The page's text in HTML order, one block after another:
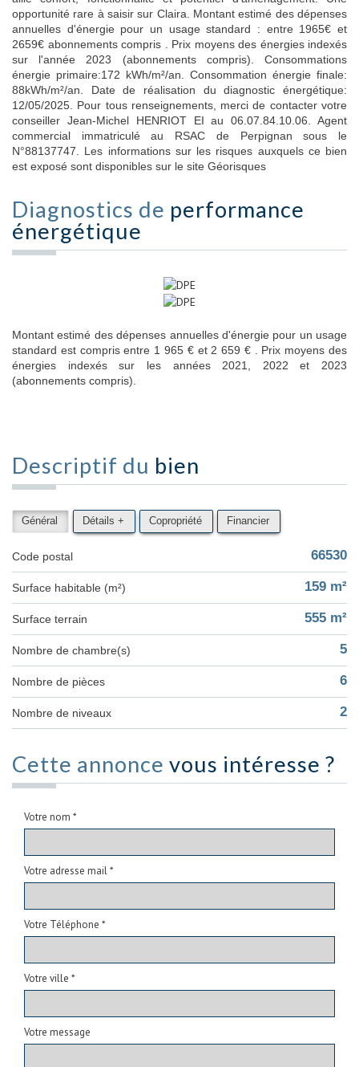
opportunité rare à saisir sur Claira. Montant estimé des dépenses
annuelles d'énergie pour un usage standard : entre 1965€ et
2659€ abonnements compris . Prix moyens des énergies indexés
sur l'année 2023 (abonnements compris). Consommations
énergie primaire:172 kWh/m²/an. Consommation énergie finale:
88kWh/m²/an. Date de réalisation du diagnostic énergétique:
12/05/2025. Pour tous renseignements, merci de contacter votre
conseiller Jean-Michel HENRIOT EI au 06.07.84.10.06. Agent
commercial immatriculé au RSAC de Perpignan sous le
N°88137747. Les informations sur les risques auxquels ce bien
est exposé sont disponibles sur le site Géorisques
Diagnostics de performance
énergétique
Montant estimé des dépenses annuelles d'énergie pour un usage
standard est compris entre 1 965 € et 2 659 € . Prix moyens des
énergies indexés sur les années 2021, 2022 et 2023
(abonnements compris).
Descriptif du bien
Général Détails + Copropriété Financier
Code postal 66530
Surface habitable (m²) 159 m²
surface terrain 555 m²
Nombre de chambre(s) 5
Nombre de pièces 6
Nombre de niveaux 2
Cette annonce vous intéresse ?
Votre nom *
Votre adresse mail *
Votre Téléphone *
Votre ville *
Votre message